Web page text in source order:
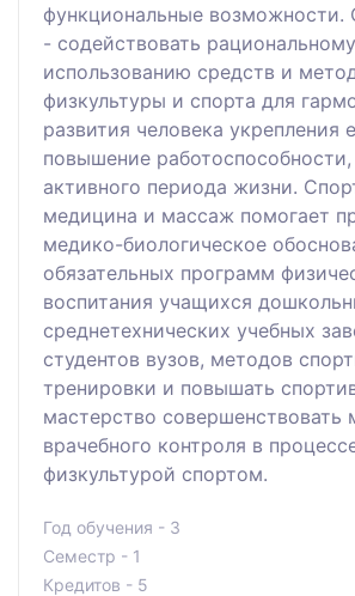
функциональные возможности.
- содействовать рациональному
использованию средств и
физкультуры и спорта для
развития человека укрепления
повышение
активного периода жизни.
медицина и массаж помогает
медико-биологическое
обязательных программ
воспитания учащихся
среднетехнических учебных
студентов вузов, методов
тренировки и повышать
мастерство совершенствовать
врачебного контроля в
физкультурой спортом.
Год обучения - 3
Семестр - 1
Кредитов - 5